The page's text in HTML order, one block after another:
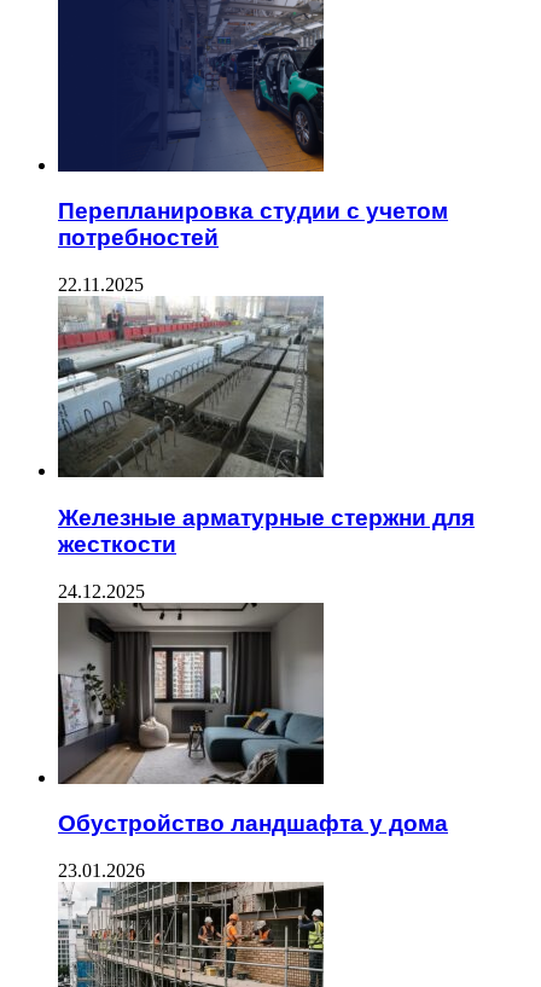
Перепланировка студии с учетом
потребностей
22.11.2025
Железные арматурные стержни для
жесткости
24.12.2025
Обустройство ландшафта у дома
23.01.2026